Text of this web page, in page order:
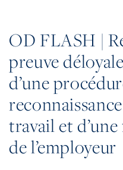
OD FLASH |
preuve
d’une
travail et
de l’employeur